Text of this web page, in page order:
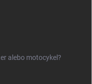
alebo motocykel?